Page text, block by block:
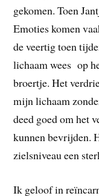
gekomen. Toen
Emoties komen
de veertig toen
lichaam wees op
broertje. Het
mijn lichaam
deed goed om het
kunnen bevrijden.
zielsniveau een
Ik geloof in